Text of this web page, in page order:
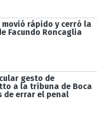
movió rápido y cerró la
Facundo Roncaglia
gesto de
a la tribuna de Boca
de errar el penal